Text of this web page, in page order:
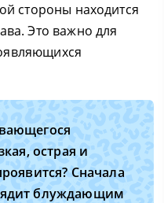
стороны находится
Это важно для
острая и
Сначала
блуждающим